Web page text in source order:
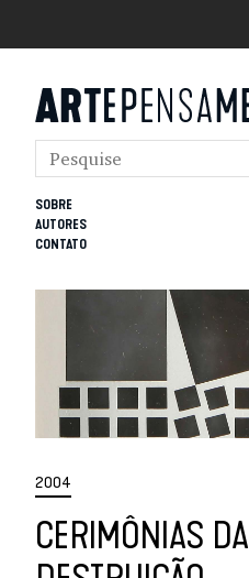
SOBRE
AUTORES
CONTATO
2004
CERIMÔNIAS DA